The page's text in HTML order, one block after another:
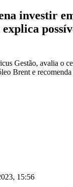
investir
Gestão, avalia o
Brent e recomenda
15:56